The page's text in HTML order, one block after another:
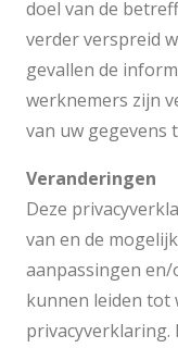
doel van de
verder verspreid
gevallen de
werknemers zijn
van uw gegevens
Veranderingen
Deze
van en de
aanpassingen
kunnen leiden tot
privacyverklaring.